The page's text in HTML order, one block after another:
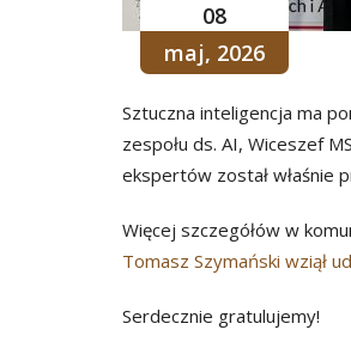
08
maj, 2026
Sztuczna inteligencja ma
zespołu ds. AI, Wiceszef
ekspertów został właśnie
Więcej szczegółów w
Tomasz Szymański wziął
Serdecznie gratulujemy!